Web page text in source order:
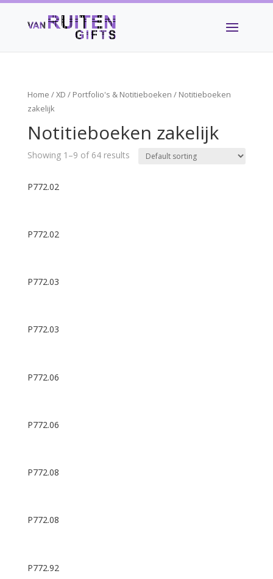
Home /XD / Portfolio's & Notitieboeken / Notitieboeken
zakelijk
Notitieboeken zakelijk
Showing 1–9 of 64 results
P772.02
P772.02
P772.03
P772.03
P772.06
P772.06
P772.08
P772.08
P772.92